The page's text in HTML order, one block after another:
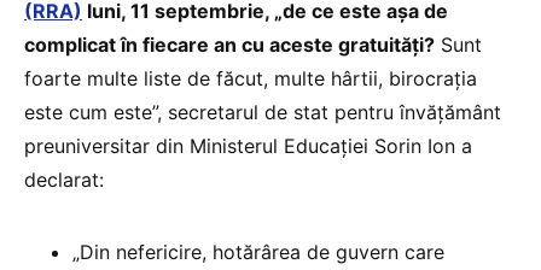
(RRA) luni, 11 septembrie, „de ce este așa de
complicat în fiecare an cu aceste gratuități? Sunt
foarte multe liste de făcut, multe hârtii, birocrația
este cum este”, secretarul de stat pentru învățământ
preuniversitar din Ministerul Educației Sorin Ion a
declarat:
„Din nefericire, hotărârea de guvern care